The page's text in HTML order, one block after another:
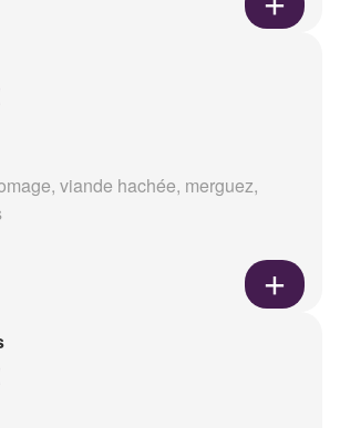
viande hachée, merguez,